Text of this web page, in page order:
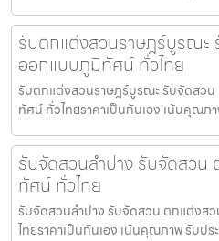
รับตกแต่งสวนราษฎร์บูรณะ
ออกแบบภูมิทัศน์ ทั่วไทย
รับตกแต่งสวนราษฎร์บูรณะ รับจัดสว
ทัศน์ ทั่วไทยราคาเป็นกันเอง เน้นคุณภ
รับจัดสวนลำปาง รับจัดสว
ทัศน์ ทั่วไทย
รับจัดสวนลำปาง รับจัดสวน ตกแต่ง
ไทยราคาเป็นกันเอง เน้นคุณภาพ รับป